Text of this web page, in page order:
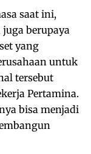
saat ini,
berupaya
yang
untuk
tersebut
Pertamina.
bisa menjadi